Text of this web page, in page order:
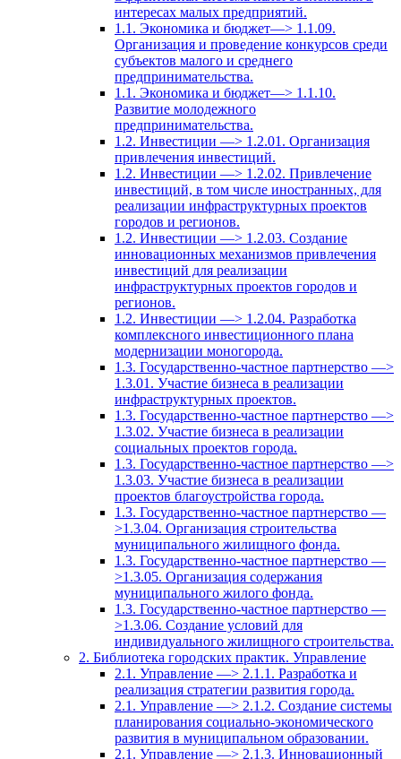
интересах малых предприятий.
1.1. Экономика и бюджет—> 1.1.09.
Организация и проведение конкурсов среди
субъектов малого и среднего
предпринимательства.
1.1. Экономика и бюджет—> 1.1.10.
Развитие молодежного
предпринимательства.
1.2. Инвестиции —> 1.2.01. Организация
привлечения инвестиций.
1.2. Инвестиции —> 1.2.02. Привлечение
инвестиций, в том числе иностранных, для
реализации инфраструктурных проектов
городов и регионов.
1.2. Инвестиции —> 1.2.03. Создание
инновационных механизмов привлечения
инвестиций для реализации
инфраструктурных проектов городов и
регионов.
1.2. Инвестиции —> 1.2.04. Разработка
комплексного инвестиционного плана
модернизации моногорода.
1.3. Государственно-частное партнерство —>
1.3.01. Участие бизнеса в реализации
инфраструктурных проектов.
1.3. Государственно-частное партнерство —>
1.3.02. Участие бизнеса в реализации
социальных проектов города.
1.3. Государственно-частное партнерство —>
1.3.03. Участие бизнеса в реализации
проектов благоустройства города.
1.3. Государственно-частное партнерство —
>1.3.04. Организация строительства
муниципального жилищного фонда.
1.3. Государственно-частное партнерство —
>1.3.05. Организация содержания
муниципального жилого фонда.
1.3. Государственно-частное партнерство —
>1.3.06. Создание условий для
индивидуального жилищного строительства.
2. Библиотека городских практик. Управление
2.1. Управление —> 2.1.1. Разработка и
реализация стратегии развития города.
2.1. Управление —> 2.1.2. Создание системы
планирования социально-экономического
развития в муниципальном образовании.
2.1. Управление —> 2.1.3. Инновационный